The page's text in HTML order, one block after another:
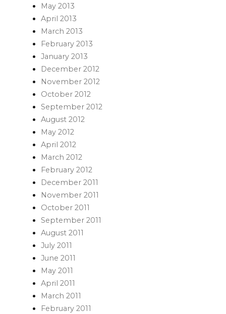
May 2013
April 2013
March 2013
February 2013
January 2013
December 2012
November 2012
October 2012
September 2012
August 2012
May 2012
April 2012
March 2012
February 2012
December 2011
November 2011
October 2011
September 2011
August 2011
July 2011
June 2011
May 2011
April 2011
March 2011
February 2011